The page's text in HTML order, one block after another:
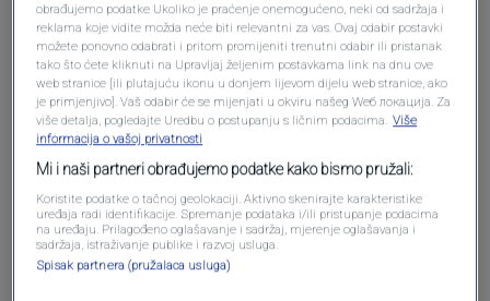
Oglas
obrađujemo podatke Ukoliko je praćenje onemogućeno, neki od sadržaja i
reklama koje vidite možda neće biti relevantni za vas. Ovaj odabir postavki
možete ponovno odabrati i pritom promijeniti trenutni odabir ili pristanak
tako što ćete kliknuti na Upravljaj željenim postavkama link na dnu ove
web stranice [ili plutajuću ikonu u donjem lijevom dijelu web stranice, ako
je primjenjivo]. Vaš odabir će se mijenjati u okviru našeg Wеб локација. Za
više detalja, pogledajte Uredbu o postupanju s ličnim podacima. Više
informacija o vašoj privatnosti
Mi i naši partneri obrađujemo podatke kako bismo pružali:
Koristite podatke o tačnoj geolokaciji. Aktivno skenirajte karakteristike
uređaja radi identifikacije. Spremanje podataka i/ili pristupanje podacima
na uređaju. Prilagođeno oglašavanje i sadržaj, mjerenje oglašavanja i
sadržaja, istraživanje publike i razvoj usluga.
Spisak partnera (pružalaca usluga)